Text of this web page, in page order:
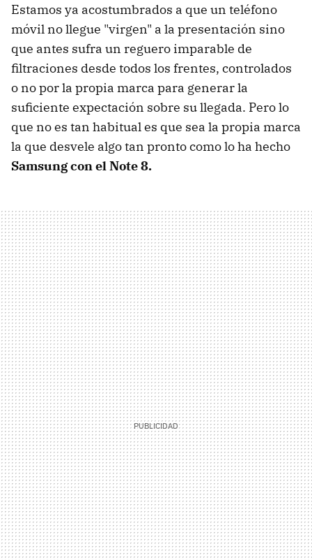
Estamos ya acostumbrados a que un teléfono
móvil no llegue "virgen" a la presentación sino
que antes sufra un reguero imparable de
filtraciones desde todos los frentes, controlados
o no por la propia marca para generar la
suficiente expectación sobre su llegada. Pero lo
que no es tan habitual es que sea la propia marca
la que desvele algo tan pronto como lo ha hecho
Samsung con el Note 8.